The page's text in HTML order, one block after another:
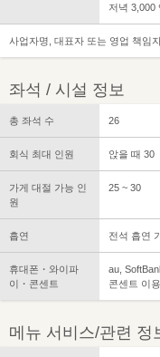
저녁 3,000
사업자명, 대표자 또는 영업 책임
좌석 / 시설 정보
총 좌석 수 26
회식 최대 인원 앉을 때 30
가게 대절 가능 인
원
25 ~ 30
흡연 전석 흡연
휴대폰・와이파
이・콘센트
au,
콘센트 이
메뉴 서비스/관련 정